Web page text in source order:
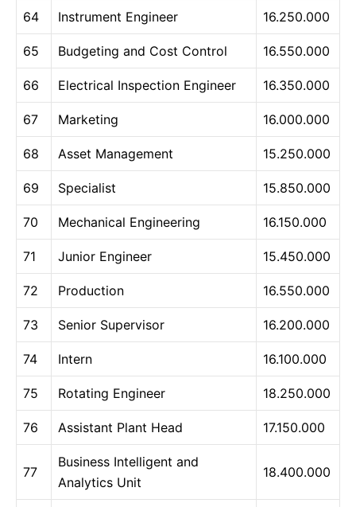
64 Instrument Engineer 16.250.000
65 Budgeting and Cost Control 16.550.000
66 Electrical Inspection Engineer 16.350.000
67 Marketing 16.000.000
68 Asset Management 15.250.000
69 Specialist 15.850.000
70 Mechanical Engineering 16.150.000
71 Junior Engineer 15.450.000
72 Production 16.550.000
73 Senior Supervisor 16.200.000
74 Intern 16.100.000
75 Rotating Engineer 18.250.000
76 Assistant Plant Head 17.150.000
77
Business Intelligent and
Analytics Unit
18.400.000